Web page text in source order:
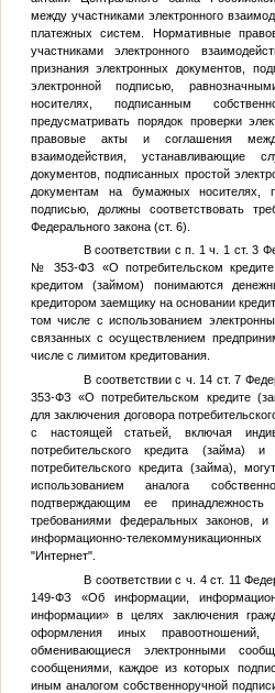
между участниками электронного
платежных систем. Нормативные
участниками электронного
признания электронных документов,
электронной подписью,
носителях, подписанным
предусматривать порядок проверки
правовые акты и соглашения
взаимодействия, устанавливающие
документов, подписанных простой
документам на бумажных носителях,
подписью, должны соответствовать
Федерального закона (ст. 6).
В соответствии с п. 1 ч. 1 ст. 3
№ 353-ФЗ «О потребительском кредите
кредитом (займом) понимаются
кредитором заемщику на основании
том числе с использованием
связанных с осуществлением
числе с лимитом кредитования.
В соответствии с ч. 14 ст. 7
353-ФЗ «О потребительском кредите
для заключения договора
с настоящей статьей, включая
потребительского кредита (займа)
потребительского кредита (займа),
использованием аналога
подтверждающим ее
требованиями федеральных законов,
информационно-
"Интернет".
В соответствии с ч. 4 ст. 11
149-ФЗ «Об информации,
информации» в целях заключения
оформления иных
обменивающиеся электронными
сообщениями, каждое из которых
иным аналогом собственноручной